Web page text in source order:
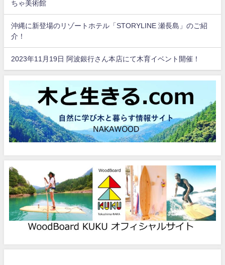
ちゃ美術館
沖縄に新登場のリゾートホテル「STORYLINE 瀬長島」のご紹
介！
2023年11月19日 阿波銀行さん本店にて木育イベント開催！